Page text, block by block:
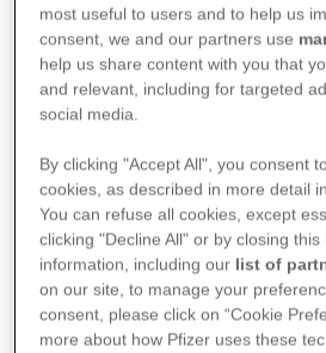
most useful to users and to help us
consent, we and our partners use
help us share content with you that
and relevant, including for targeted
social media.
By clicking "Accept All", you consent
cookies, as described in more detail
You can refuse all cookies, except
clicking "Decline All" or by closing
information, including our list of
on our site, to manage your
consent, please click on “Cookie
more about how Pfizer uses these